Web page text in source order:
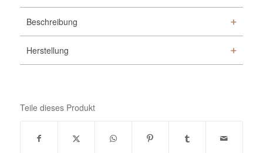
Beschreibung
Herstellung
Teile dieses Produkt